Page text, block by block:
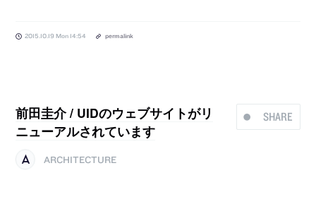
2015.10.19 Mon 14:54 permalink
SHARE
前田圭介 / UIDのウェブサイトがリ
ニューアルされています
ARCHITECTURE